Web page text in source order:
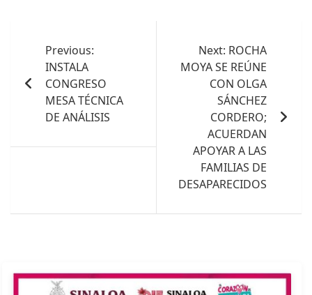
entradas
Previous:
INSTALA
CONGRESO
MESA TÉCNICA
DE ANÁLISIS
Next: ROCHA
MOYA SE REÚNE
CON OLGA
SÁNCHEZ
CORDERO;
ACUERDAN
APOYAR A LAS
FAMILIAS DE
DESAPARECIDOS